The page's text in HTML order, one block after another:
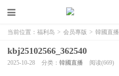
当前位置： 福利岛 > 会员專版 > 韓國直播
kbj25102566_362540
2025-10-28 分类： 韓國直播 阅读(669)